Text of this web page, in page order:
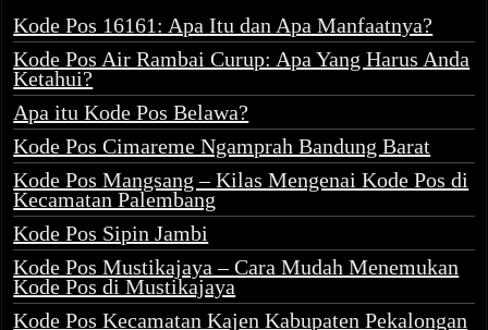
Kode Pos 16161: Apa Itu dan Apa Manfaatnya?
Kode Pos Air Rambai Curup: Apa Yang Harus Anda
Ketahui?
Apa itu Kode Pos Belawa?
Kode Pos Cimareme Ngamprah Bandung Barat
Kode Pos Mangsang – Kilas Mengenai Kode Pos di
Kecamatan Palembang
Kode Pos Sipin Jambi
Kode Pos Mustikajaya – Cara Mudah Menemukan
Kode Pos di Mustikajaya
Kode Pos Kecamatan Kajen Kabupaten Pekalongan